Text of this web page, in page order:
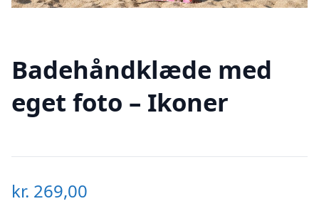
Badehåndklæde med
eget foto – Ikoner
kr. 269,00